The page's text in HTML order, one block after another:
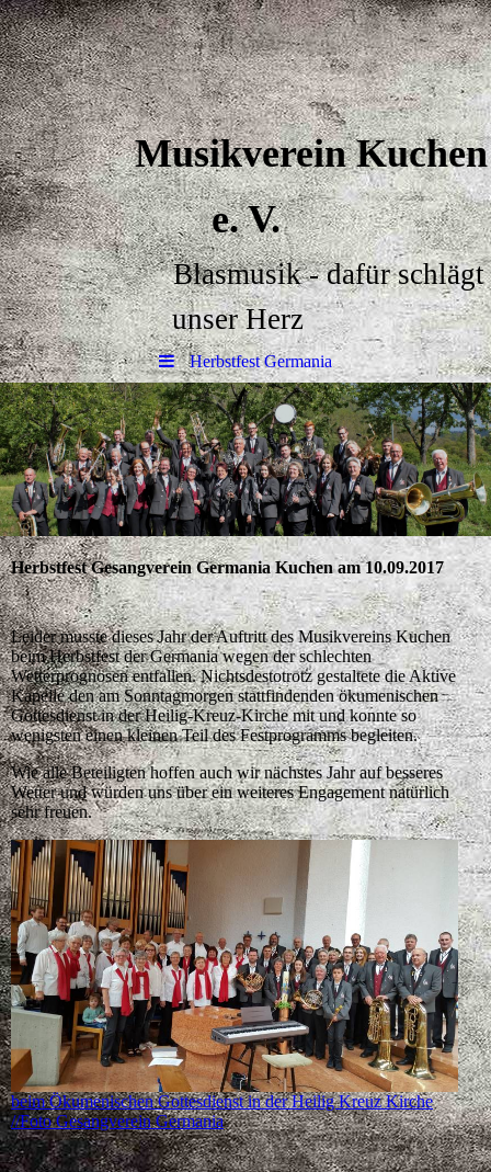
Musikverein Kuchen
e. V.
Blasmusik - dafür schlägt
unser Herz
Herbstfest Germania
Herbstfest Gesangverein Germania Kuchen am 10.09.2017
Leider musste dieses Jahr der Auftritt des Musikvereins Kuchen
beim Herbstfest der Germania wegen der schlechten
Wetterprognosen entfallen. Nichtsdestotrotz gestaltete die Aktive
Kapelle den am Sonntagmorgen stattfindenden ökumenischen
Gottesdienst in der Heilig-Kreuz-Kirche mit und konnte so
wenigsten einen kleinen Teil des Festprogramms begleiten.
Wie alle Beteiligten hoffen auch wir nächstes Jahr auf besseres
Wetter und würden uns über ein weiteres Engagement natürlich
sehr freuen.
beim Ökumenischen Gottesdienst in der Heilig Kreuz Kirche
//Foto Gesangverein Germania